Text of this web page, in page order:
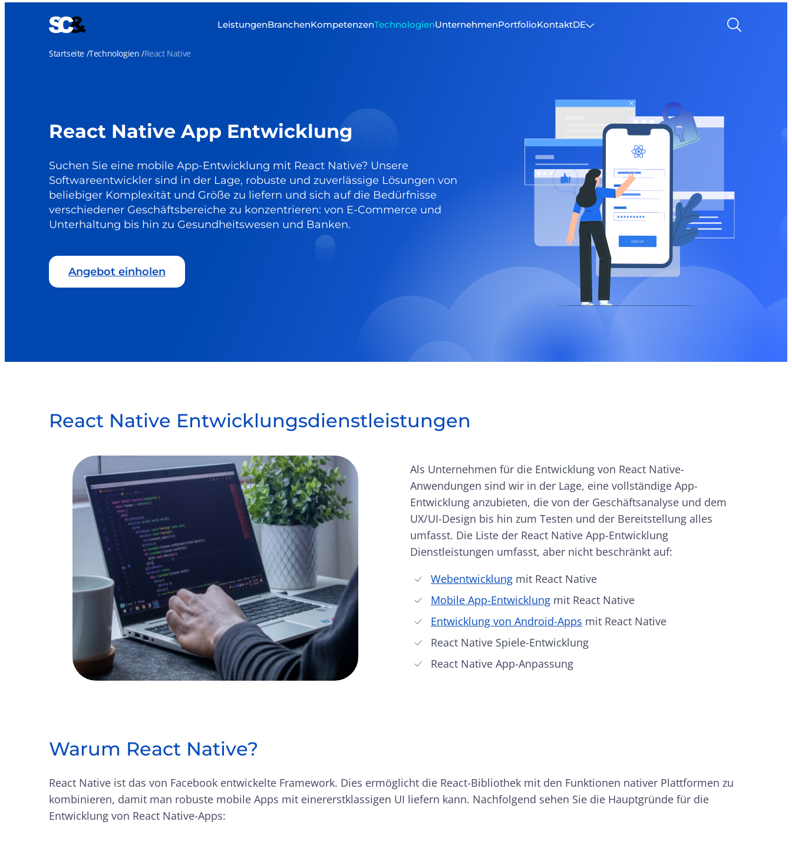
LeistungenBranchenKompetenzenTechnologienUnternehmenPortfolioKontaktDE
Startseite Technologien React Native
React Native App Entwicklung
Suchen Sie eine mobile App-Entwicklung mit React Native? Unsere
Softwareentwickler sind in der Lage, robuste und zuverlässige Lösungen von
beliebiger Komplexität und Größe zu liefern und sich auf die Bedürfnisse
verschiedener Geschäftsbereiche zu konzentrieren: von E-Commerce und
Unterhaltung bis hin zu Gesundheitswesen und Banken.
Angebot einholen
React Native Entwicklungsdienstleistungen
Als Unternehmen für die Entwicklung von React Native-
Anwendungen sind wir in der Lage, eine vollständige App-
Entwicklung anzubieten, die von der Geschäftsanalyse und dem
UX/UI-Design bis hin zum Testen und der Bereitstellung alles
umfasst. Die Liste der React Native App-Entwicklung
Dienstleistungen umfasst, aber nicht beschränkt auf:
Webentwicklung mit React Native
Mobile App-Entwicklung mit React Native
Entwicklung von Android-Apps mit React Native
React Native Spiele-Entwicklung
React Native App-Anpassung
Warum React Native?
React Native ist das von Facebook entwickelte Framework. Dies ermöglicht die React-Bibliothek mit den Funktionen nativer Plattformen zu
kombinieren, damit man robuste mobile Apps mit einererstklassigen UI liefern kann. Nachfolgend sehen Sie die Hauptgründe für die
Entwicklung von React Native-Apps: